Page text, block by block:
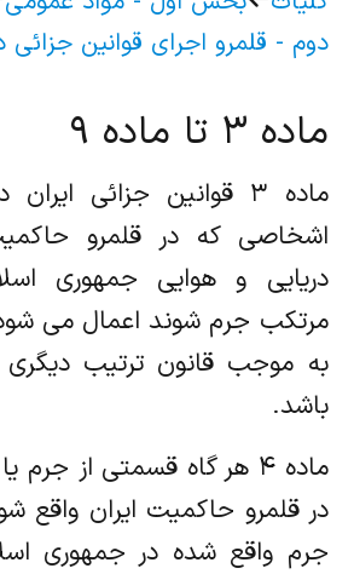
دوم - قلمرو اجرای قوانین جزائی
ماده ۳ تا ماده ۹
ماده ۳ قوانین جزائی
اشخاصی که در قلمرو
دریایی و هوایی جمهوری
مرتکب جرم شوند اعمال می
به موجب قانون ترتیب
باشد.
ماده ۴ هر گاه قسمتی از
در قلمرو حاکمیت ایران واقع
جرم واقع شده در جمهوری